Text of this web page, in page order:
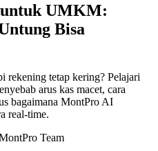
untuk UMKM:
Bisa
rekening tetap kering? Pelajari
arus kas macet, cara
bagaimana MontPro AI
real-time.
Team